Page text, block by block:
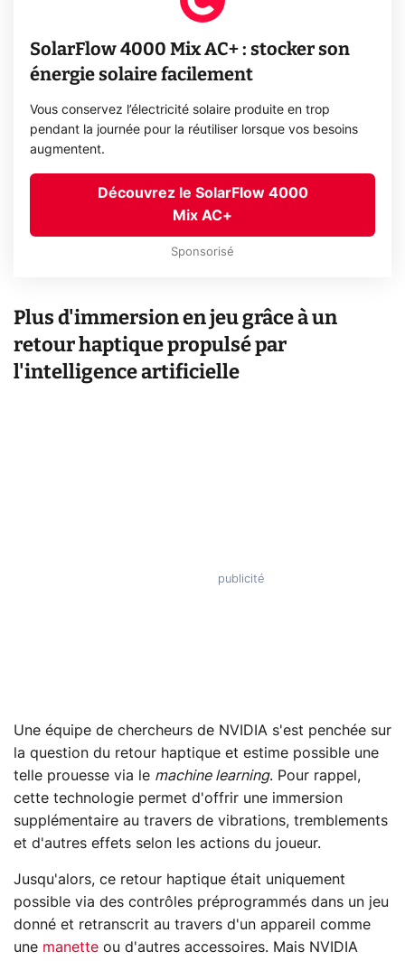
SolarFlow 4000 Mix AC+ : stocker son
énergie solaire facilement
Vous conservez l’électricité solaire produite en trop
pendant la journée pour la réutiliser lorsque vos besoins
augmentent.
Découvrez le SolarFlow 4000
Mix AC+
Sponsorisé
Plus d'immersion en jeu grâce à un
retour haptique propulsé par
l'intelligence artificielle
Une équipe de chercheurs de NVIDIA s'est penchée sur
la question du retour haptique et estime possible une
telle prouesse via le machine learning. Pour rappel,
cette technologie permet d'offrir une immersion
supplémentaire au travers de vibrations, tremblements
et d'autres effets selon les actions du joueur.
Jusqu'alors, ce retour haptique était uniquement
possible via des contrôles préprogrammés dans un jeu
donné et retranscrit au travers d'un appareil comme
une manette ou d'autres accessoires. Mais NVIDIA